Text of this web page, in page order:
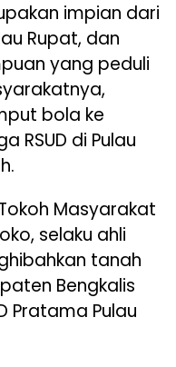
impian dari
Rupat, dan
yang peduli
bola ke
RSUD di Pulau
Masyarakat
selaku ahli
tanah
Bengkalis
Pratama Pulau